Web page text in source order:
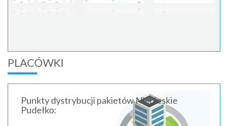
PLACÓWKI
Punkty dystrybucji pakietów Niebieskie
Pudełko: